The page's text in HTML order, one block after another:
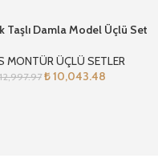
Taşlı Damla Model Üçlü Set
MONTÜR ÜÇLÜ SETLER
₺10,043.48